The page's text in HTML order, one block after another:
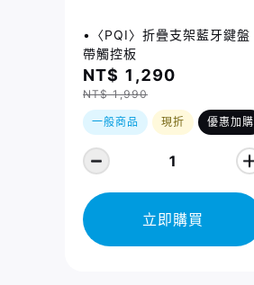
•〈PQI〉折疊支架藍牙鍵盤
帶觸控板
NT$ 1,290
NT$ 1,990
一般商品 現折 優惠加購
1
立即購買